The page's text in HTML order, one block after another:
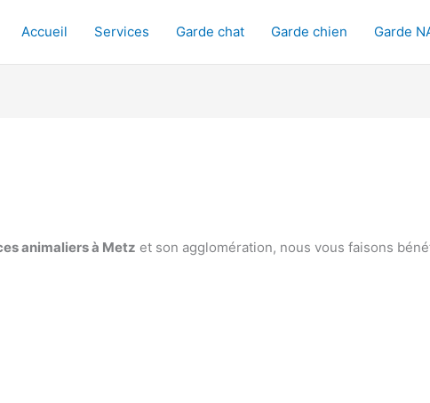
Accueil Services Garde chat Garde chien Garde
animaliers à Metz et son agglomération, nous vous faisons